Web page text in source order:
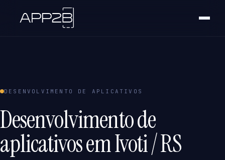
DESENVOLVIMENTO DE APLICATIVOS
Desenvolvimento de
aplicativos em Ivoti / RS